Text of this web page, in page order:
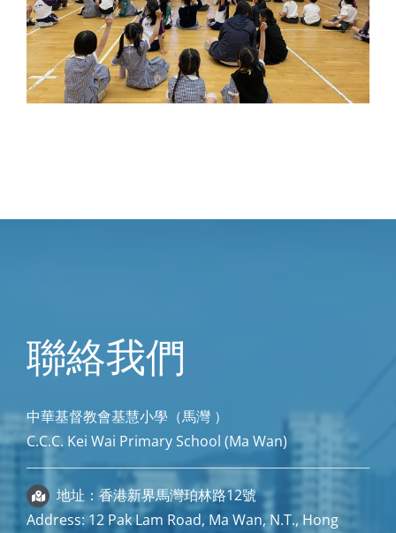
聯絡我們
中華基督教會基慧小學（馬灣 ）
C.C.C. Kei Wai Primary School (Ma Wan)
地址：香港新界馬灣珀林路12號
Address: 12 Pak Lam Road, Ma Wan, N.T., Hong